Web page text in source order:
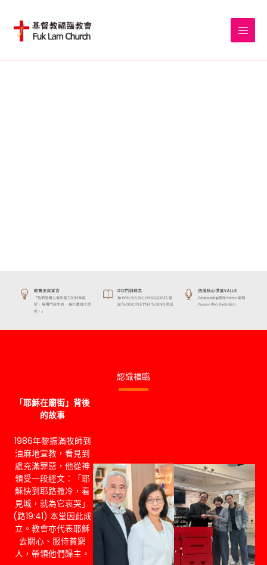
content
認識福臨
「耶穌在廟街」背後
的故事
1986年黎振滿牧師到
油麻地宣教，看見到
處充滿罪惡，他從神
領受一段經文：「耶
穌快到耶路撒冷，看
見城，就為它哀哭」
(路19:41) 本堂因此成
立。教會亦代表耶穌
去關心、服侍貧窮
人，帶領他們歸主。